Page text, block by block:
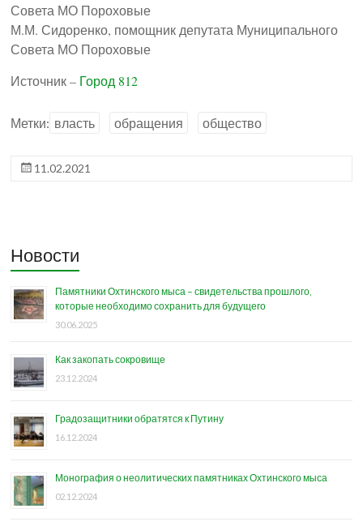
Совета МО Пороховые
М.М. Сидоренко, помощник депутата Муниципального
Совета МО Пороховые
Источник – Город 812
Метки: власть обращения общество
11.02.2021
Новости
Памятники Охтинского мыса – свидетельства прошлого,
которые необходимо сохранить для будущего
30.06.2025
Как закопать сокровище
23.12.2024
Градозащитники обратятся к Путину
16.12.2024
Монография о неолитических памятниках Охтинского мыса
02.12.2024